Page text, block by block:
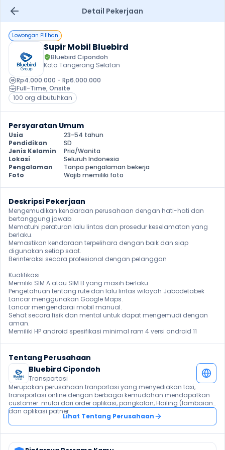
Detail Pekerjaan
Lowongan Pilihan
Supir Mobil Bluebird
Bluebird Cipondoh
Kota Tangerang Selatan
Rp4.000.000 - Rp6.000.000
Full-Time, Onsite
100 org dibutuhkan
Persyaratan Umum
Usia
23-54 tahun
Pendidikan
SD
Jenis Kelamin
Pria/Wanita
Lokasi
Seluruh Indonesia
Pengalaman
Tanpa pengalaman bekerja
Foto
Wajib memiliki foto
Deskripsi Pekerjaan
Mengemudikan kendaraan perusahaan dengan hati-hati dan
bertanggung jawab.
Mematuhi peraturan lalu lintas dan prosedur keselamatan yang
berlaku.
Memastikan kendaraan terpelihara dengan baik dan siap
digunakan setiap saat.
Berinteraksi secara profesional dengan pelanggan
Kualifikasi
Memiliki SIM A atau SIM B yang masih berlaku.
Pengetahuan tentang rute dan lalu lintas wilayah Jabodetabek
Lancar menggunakan Google Maps.
Lancar mengendarai mobil manual.
Sehat secara fisik dan mental untuk dapat mengemudi dengan
aman.
Memiliki HP android spesifikasi minimal ram 4 versi android 11
Tentang Perusahaan
Bluebird Cipondoh
Transportasi
Merupakan perusahaan tranportasi yang menyediakan taxi,
transportasi online dengan berbagai kemudahan mendapatkan
customer  mulai dari order aplikasi, pangkalan, Hailing (lambaian),
dan aplikasi patner
Lihat Tentang Perusahaan